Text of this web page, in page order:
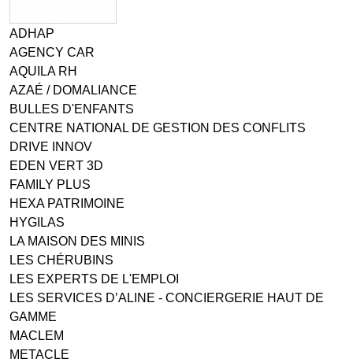
ADHAP
AGENCY CAR
AQUILA RH
AZAÉ / DOMALIANCE
BULLES D'ENFANTS
CENTRE NATIONAL DE GESTION DES CONFLITS
DRIVE INNOV
EDEN VERT 3D
FAMILY PLUS
HEXA PATRIMOINE
HYGILAS
LA MAISON DES MINIS
LES CHÉRUBINS
LES EXPERTS DE L'EMPLOI
LES SERVICES D’ALINE - CONCIERGERIE HAUT DE
GAMME
MACLEM
METACLE